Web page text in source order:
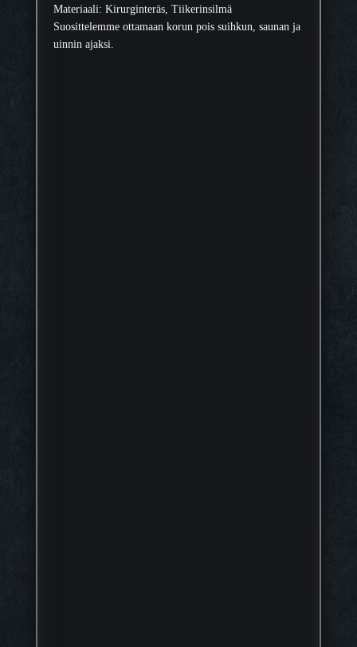
Materiaali: Kirurginteräs, Tiikerinsilmä
Suosittelemme ottamaan korun pois suihkun, saunan ja
uinnin ajaksi.